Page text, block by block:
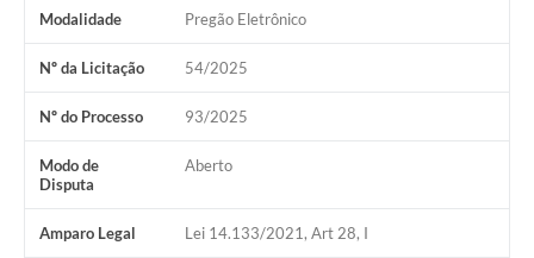
Modalidade Pregão Eletrônico
Nº da Licitação 54/2025
Nº do Processo 93/2025
Modo de
Disputa
Aberto
Amparo Legal Lei 14.133/2021, Art 28, I